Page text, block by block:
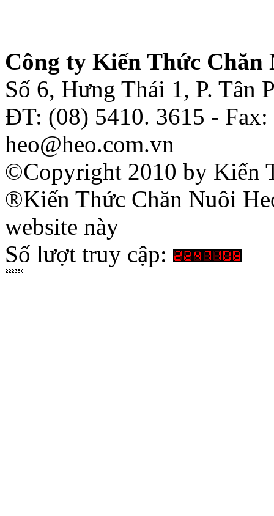
Công ty Kiến Thức Chăn
Số 6, Hưng Thái 1, P. Tân
ĐT: (08) 5410. 3615 -
heo@heo.com.vn
©Copyright 2010 by Kiến
®Kiến Thức Chăn Nuôi
website này
Số lượt truy cập: